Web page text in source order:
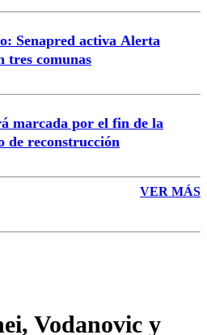
Senapred activa Alerta
tres comunas
marcada por el fin de la
de reconstrucción
VER MÁS
Vodanovic y